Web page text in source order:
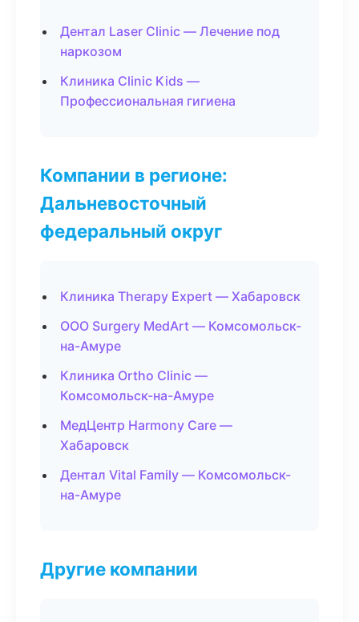
Дентал Laser Clinic — Лечение под
наркозом
Клиника Clinic Kids —
Профессиональная гигиена
Компании в регионе:
Дальневосточный
федеральный округ
Клиника Therapy Expert — Хабаровск
ООО Surgery MedArt — Комсомольск-
на-Амуре
Клиника Ortho Clinic —
Комсомольск-на-Амуре
МедЦентр Harmony Care —
Хабаровск
Дентал Vital Family — Комсомольск-
на-Амуре
Другие компании